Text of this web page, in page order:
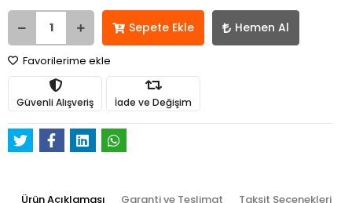
Sepete Ekle Hemen Al
Favorilerime ekle
Güvenli Alışveriş İade ve Değişim
Ürün Açıklaması Garanti ve Teslimat Taksit Seçenekleri